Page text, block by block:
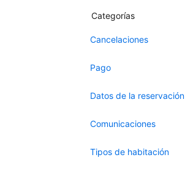
Categorías
Cancelaciones
Pago
Datos de la reservación
Comunicaciones
Tipos de habitación